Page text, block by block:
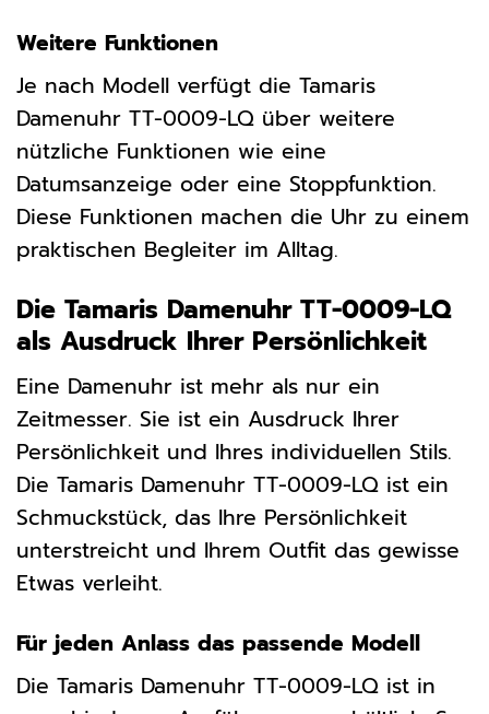
Weitere Funktionen
Je nach Modell verfügt die Tamaris
Damenuhr TT-0009-LQ über weitere
nützliche Funktionen wie eine
Datumsanzeige oder eine Stoppfunktion.
Diese Funktionen machen die Uhr zu einem
praktischen Begleiter im Alltag.
Die Tamaris Damenuhr TT-0009-LQ
als Ausdruck Ihrer Persönlichkeit
Eine Damenuhr ist mehr als nur ein
Zeitmesser. Sie ist ein Ausdruck Ihrer
Persönlichkeit und Ihres individuellen Stils.
Die Tamaris Damenuhr TT-0009-LQ ist ein
Schmuckstück, das Ihre Persönlichkeit
unterstreicht und Ihrem Outfit das gewisse
Etwas verleiht.
Für jeden Anlass das passende Modell
Die Tamaris Damenuhr TT-0009-LQ ist in